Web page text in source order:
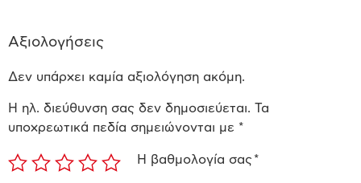
Αξιολογήσεις
Δεν υπάρχει καμία αξιολόγηση ακόμη.
Η ηλ. διεύθυνση σας δεν δημοσιεύεται. Τα
υποχρεωτικά πεδία σημειώνονται με *
Η βαθμολογία σας *